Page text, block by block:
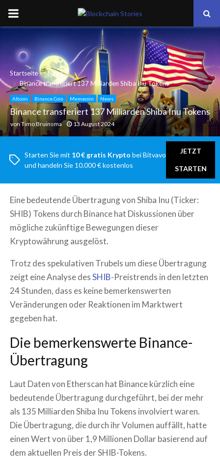
PRIMARY
MENU
Startseite
News
Binance transferiert 137 Milliarden Shiba Inu Tokens
Altcoin Binance Coin Memecoin News
Binance transferiert 137 Milliarden Shiba Inu Tokens
vonTimo Bruinsma 13 August 2024
Starten Sie mit 10 € gratis Krypto bei Bitvavo
und handeln Sie 10.000 € kostenlos
JETZT
STARTEN
Eine bedeutende Übertragung von Shiba Inu (Ticker:
SHIB) Tokens durch Binance hat Diskussionen über
mögliche zukünftige Bewegungen dieser
Kryptowährung ausgelöst.
Trotz des spekulativen Trubels um diese Übertragung
zeigt eine Analyse desSHIB-Preistrends in den letzten
24 Stunden, dass es keine bemerkenswerten
Veränderungen oder Reaktionen im Marktwert
gegeben hat.
Die bemerkenswerte Binance-
Übertragung
Laut Daten von Etherscan hat Binance kürzlich eine
bedeutende Übertragung durchgeführt, bei der mehr
als 135 Milliarden Shiba Inu Tokens involviert waren.
Die Übertragung, die durch ihr Volumen auffällt, hatte
einen Wert von über 1,9 Millionen Dollar basierend auf
dem aktuellen Preis der SHIB-Tokens.